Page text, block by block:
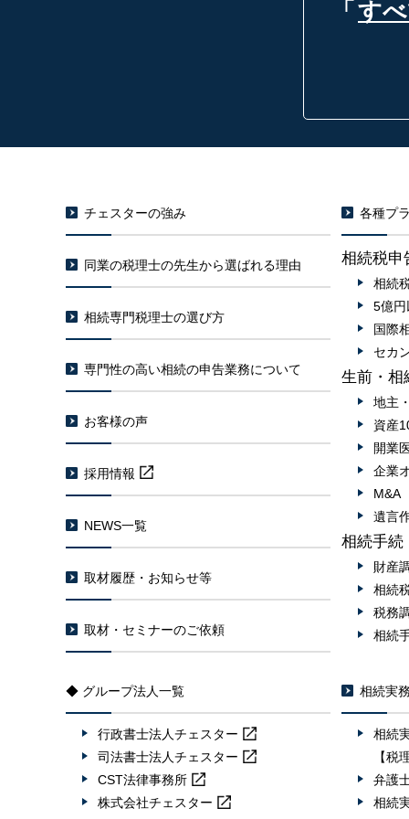
「 す
チェスターの強み
同業の税理士の先生から選ばれる理由
相続専門税理士の選び方
専門性の高い相続の申告業務について
お客様の声
採用情報
NEWS一覧
取材履歴・お知らせ等
取材・セミナーのご依頼
各種プ
相続税申
相続
5億
国際
セカ
生前・相
地主
資産
開業
企業
M&A
遺言
相続手続
財産
相続
税務
相続
◆ グループ法人一覧
行政書士法人チェスター
司法書士法人チェスター
CST法律事務所
株式会社チェスター
相続実
相続
【税
弁護
相続